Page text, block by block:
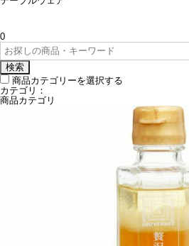
0
検索
商品カテゴリーを選択する
カテゴリ：
商品カテゴリ